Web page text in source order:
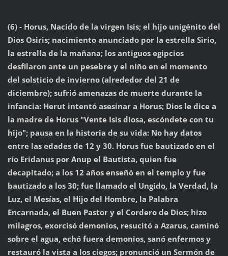
(6) - Horus, Nacido de la virgen Isis; el hijo unigénito del
Dios Osiris; nacimiento anunciado por la estrella Sirio,
la estrella de la mañana; los antiguos egipcios
desfilaron ante un pesebre y el niño en el momento
del solsticio de invierno (alrededor del 21 de
diciembre); sufrió amenazas de muerte durante la
infancia: Herut intentó asesinar a Horus; Dios le dice a
la madre de Horus "Vente Isis diosa, escóndete con tu
hijo"; pausa en la historia de su vida: No hay datos
entre las edades de 12 y 30. Horus fue bautizado en el
río Eridanus por Anup el Bautista, quien fue
decapitado; a los 12 años enseñó en el templo y fue
bautizado a los 30; fue llamado el Ungido, la Verdad, la
Luz, el Mesías, el Hijo del Hombre, la Palabra
Encarnada, el Buen Pastor y el Cordero de Dios; hizo
milagros, exorcisó demonios, resucitó a Azarus, caminó
sobre el agua, echó fuera demonios, sanó enfermos y
restauró la vista a los ciegos; pronunció un Sermón de